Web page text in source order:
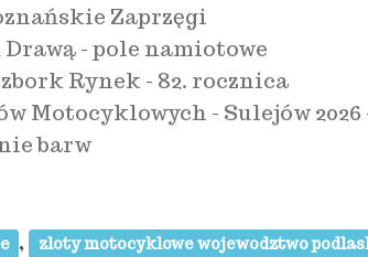
Zaprzęgi
- pole namiotowe
Rynek - 82. rocznica
Motocyklowych - Sulejów
barw
, zloty motocyklowe wojewodztwo